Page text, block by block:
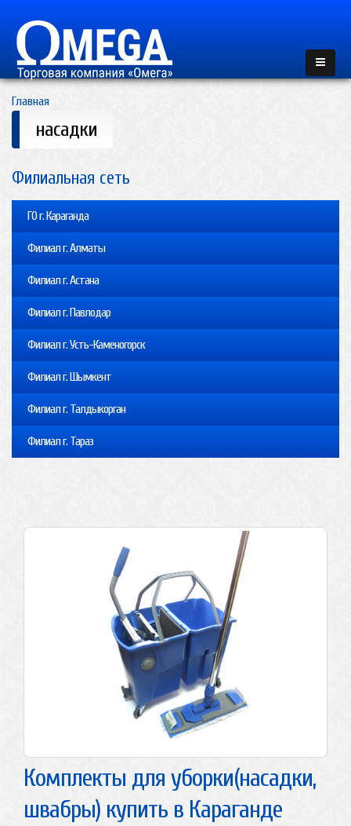
Главная
насадки
Филиальная сеть
ГО г. Караганда
Филиал г. Алматы
Филиал г. Астана
Филиал г. Павлодар
Филиал г. Усть-Каменогорск
Филиал г. Шымкент
Филиал г. Талдыкорган
Филиал г. Тараз
Комплекты для уборки(насадки,
швабры) купить в Караганде